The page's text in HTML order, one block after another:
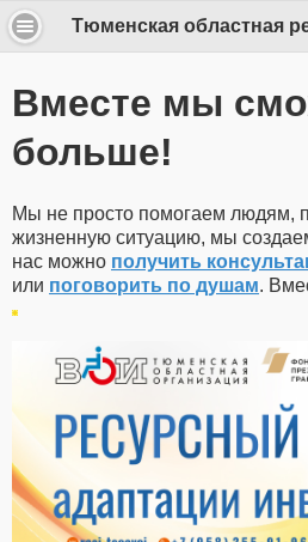
Вместе мы
больше!
Мы не просто помогаем людям,
жизненную ситуацию, мы
нас можно получить
или поговорить по душам.